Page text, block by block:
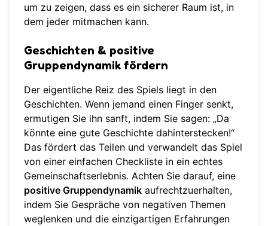
um zu zeigen, dass es ein sicherer Raum ist, in
dem jeder mitmachen kann.
Geschichten & positive
Gruppendynamik fördern
Der eigentliche Reiz des Spiels liegt in den
Geschichten. Wenn jemand einen Finger senkt,
ermutigen Sie ihn sanft, indem Sie sagen: „Da
könnte eine gute Geschichte dahinterstecken!“
Das fördert das Teilen und verwandelt das Spiel
von einer einfachen Checkliste in ein echtes
Gemeinschaftserlebnis. Achten Sie darauf, eine
positive Gruppendynamik aufrechtzuerhalten,
indem Sie Gespräche von negativen Themen
weglenken und die einzigartigen Erfahrungen